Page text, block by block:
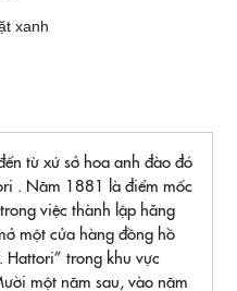
xanh
từ xứ sở hoa anh đào đó
. Năm 1881 là điểm mốc
việc thành lập hãng
một cửa hàng đồng hồ
Hattori” trong khu vực
một năm sau, vào năm